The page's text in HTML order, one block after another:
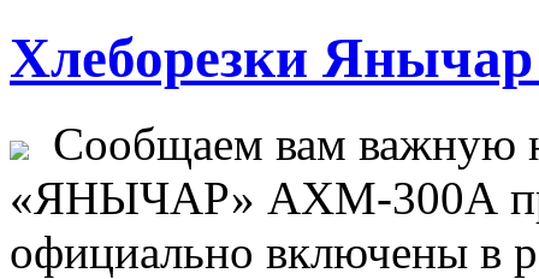
Хлеборезки Янычар
Сообщаем вам важную
«ЯНЫЧАР» АХМ-300А
официально включены в